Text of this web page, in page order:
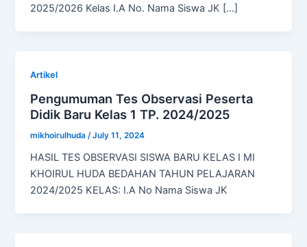
2025/2026 Kelas I.A No. Nama Siswa JK […]
Artikel
Pengumuman Tes Observasi Peserta
Didik Baru Kelas 1 TP. 2024/2025
mikhoirulhuda /July 11, 2024
HASIL TES OBSERVASI SISWA BARU KELAS I MI
KHOIRUL HUDA BEDAHAN TAHUN PELAJARAN
2024/2025 KELAS: I.A No Nama Siswa JK